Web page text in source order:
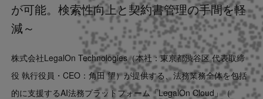
LegalOn Now
Contact
US website
が可能。検索性向上と契約書管理の手間を軽
減～
株式会社LegalOn Technologies（本社：東京都渋谷区 代表取締
役 執行役員・CEO：角田 望）が提供する、法務業務全体を包括
的に支援するAI法務プラットフォーム「LegalOn Cloud」（